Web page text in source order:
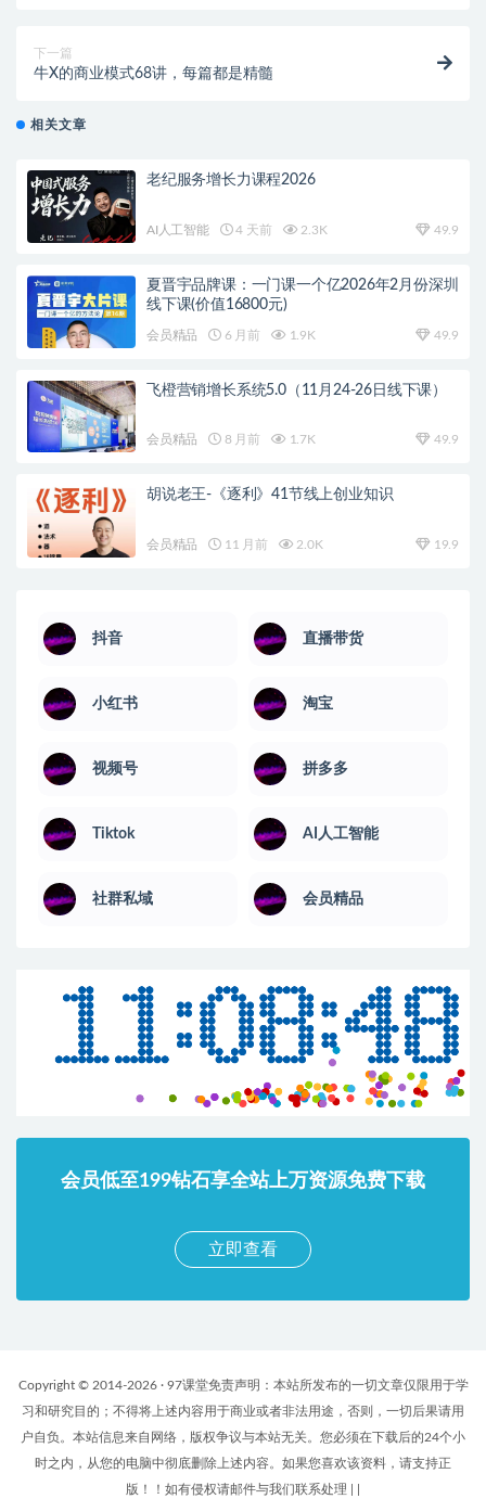
下一篇
牛X的商业模式68讲，每篇都是精髓
相关文章
老纪服务增长力课程2026
AI人工智能 4 天前 2.3K 49.9
夏晋宇品牌课：一门课一个亿2026年2月份深圳
线下课(价值16800元)
会员精品 6 月前 1.9K 49.9
飞橙营销增长系统5.0（11月24-26日线下课）
会员精品 8 月前 1.7K 49.9
胡说老王-《逐利》41节线上创业知识
会员精品 11 月前 2.0K 19.9
抖音 直播带货
小红书 淘宝
视频号 拼多多
Tiktok AI人工智能
社群私域 会员精品
会员低至199钻石享全站上万资源免费下载
立即查看
Copyright © 2014-2026 · 97课堂免责声明：本站所发布的一切文章仅限用于学
习和研究目的；不得将上述内容用于商业或者非法用途，否则，一切后果请用
户自负。本站信息来自网络，版权争议与本站无关。您必须在下载后的24个小
时之内，从您的电脑中彻底删除上述内容。如果您喜欢该资料，请支持正
版！！如有侵权请邮件与我们联系处理